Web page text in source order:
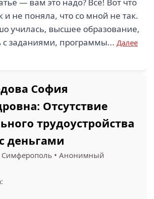
и не поняла, что со мной не так.
училась, высшее образование,
с заданиями, программы... Далее
София
Отсутствие
трудоустройства
деньгами
Симферополь • Анонимный